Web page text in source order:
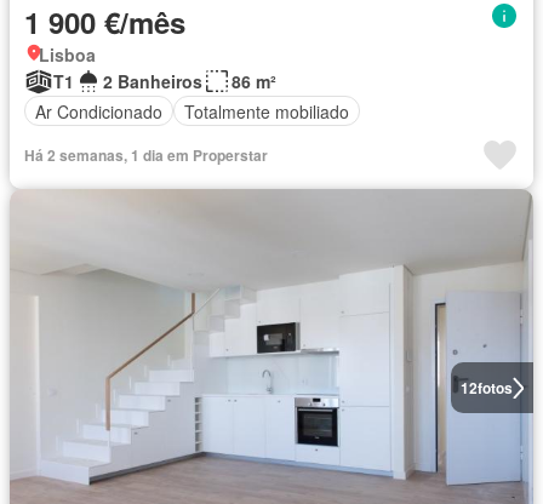
1 900 €/mês
Lisboa
T1
2 Banheiros
86 m²
Ar Condicionado
Totalmente mobiliado
Há 2 semanas, 1 dia em Properstar
12fotos